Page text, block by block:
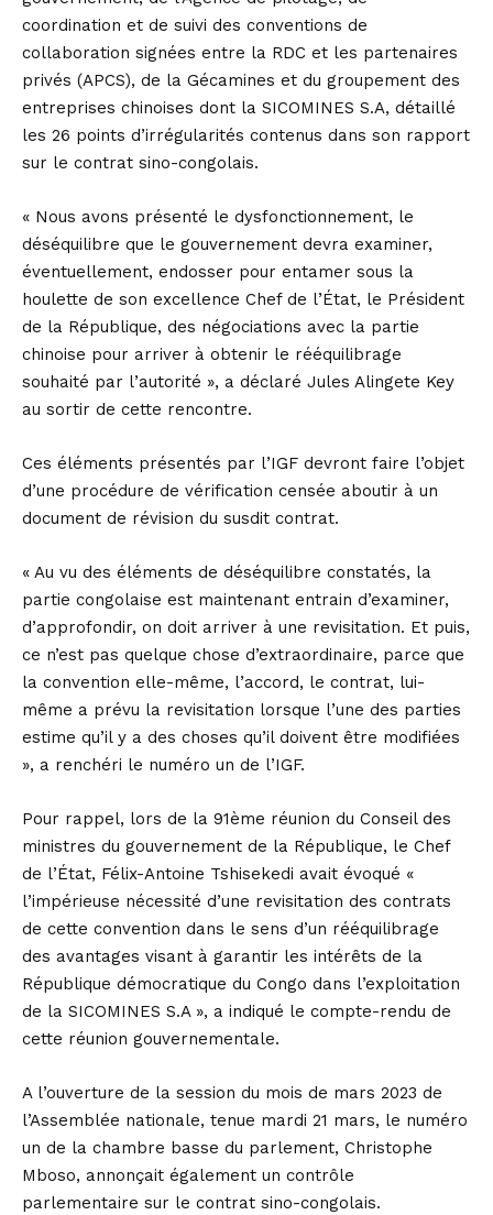
coordination et de suivi des conventions de
collaboration signées entre la RDC et les partenaires
privés (APCS), de la Gécamines et du groupement des
entreprises chinoises dont la SICOMINES S.A, détaillé
les 26 points d’irrégularités contenus dans son rapport
sur le contrat sino-congolais.
« Nous avons présenté le dysfonctionnement, le
déséquilibre que le gouvernement devra examiner,
éventuellement, endosser pour entamer sous la
houlette de son excellence Chef de l’État, le Président
de la République, des négociations avec la partie
chinoise pour arriver à obtenir le rééquilibrage
souhaité par l’autorité », a déclaré Jules Alingete Key
au sortir de cette rencontre.
Ces éléments présentés par l’IGF devront faire l’objet
d’une procédure de vérification censée aboutir à un
document de révision du susdit contrat.
« Au vu des éléments de déséquilibre constatés, la
partie congolaise est maintenant entrain d’examiner,
d’approfondir, on doit arriver à une revisitation. Et puis,
ce n’est pas quelque chose d’extraordinaire, parce que
la convention elle-même, l’accord, le contrat, lui-
même a prévu la revisitation lorsque l’une des parties
estime qu’il y a des choses qu’il doivent être modifiées
», a renchéri le numéro un de l’IGF.
Pour rappel, lors de la 91ème réunion du Conseil des
ministres du gouvernement de la République, le Chef
de l’État, Félix-Antoine Tshisekedi avait évoqué «
l’impérieuse nécessité d’une revisitation des contrats
de cette convention dans le sens d’un rééquilibrage
des avantages visant à garantir les intérêts de la
République démocratique du Congo dans l’exploitation
de la SICOMINES S.A », a indiqué le compte-rendu de
cette réunion gouvernementale.
A l’ouverture de la session du mois de mars 2023 de
l’Assemblée nationale, tenue mardi 21 mars, le numéro
un de la chambre basse du parlement, Christophe
Mboso, annonçait également un contrôle
parlementaire sur le contrat sino-congolais.